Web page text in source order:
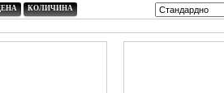
КОЛИЧИНА